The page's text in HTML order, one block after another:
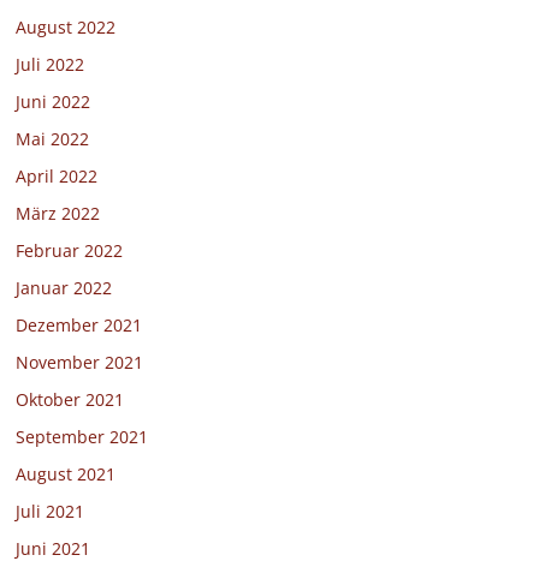
August 2022
Juli 2022
Juni 2022
Mai 2022
April 2022
März 2022
Februar 2022
Januar 2022
Dezember 2021
November 2021
Oktober 2021
September 2021
August 2021
Juli 2021
Juni 2021